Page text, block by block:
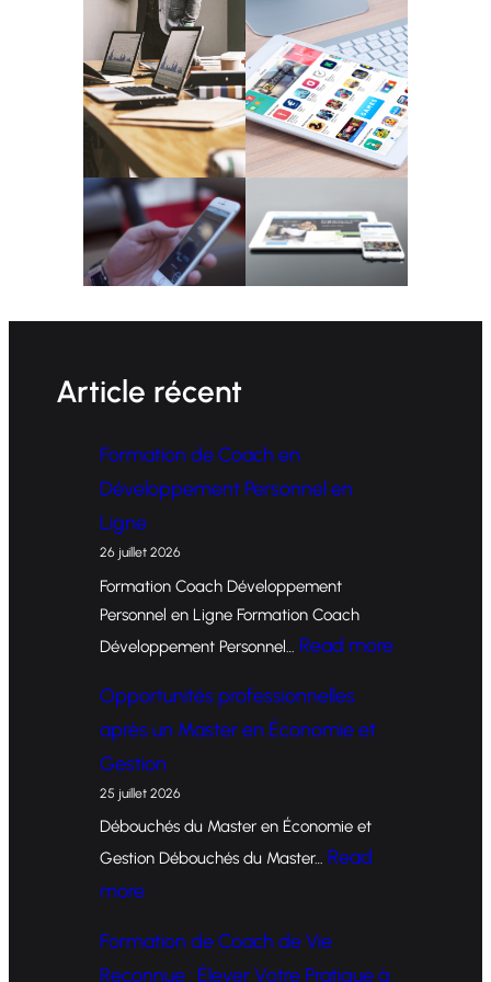
Article récent
Formation de Coach en
Développement Personnel en
Ligne
26 juillet 2026
Formation Coach Développement
Personnel en Ligne Formation Coach
Développement Personnel… Read more:
Opportunités professionnelles
après un Master en Économie et
Gestion
25 juillet 2026
Débouchés du Master en Économie et
Gestion Débouchés du Master… Read
more:
Formation de Coach de Vie
Reconnue : Élever Votre Pratique à